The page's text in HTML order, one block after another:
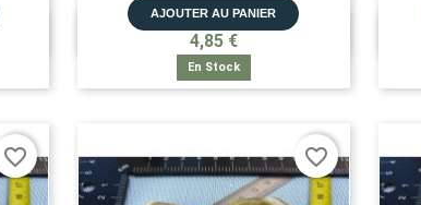
AJOUTER AU PANIER
4,85 €
En Stock
APERÇU RAPIDE
favorite_border favorite_border